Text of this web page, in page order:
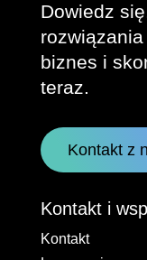
Dowiedz
biznes i
teraz.
Kontakt z
Kontakt i
Kontakt